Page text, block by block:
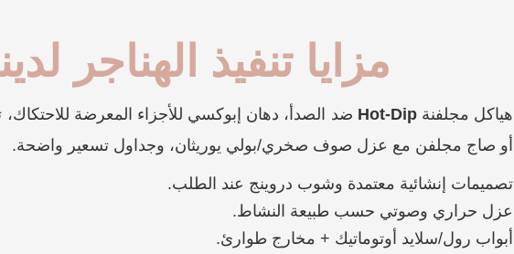
مزايا تنفيذ الهناجر
هياكل مجلفنةHot-Dip ضد الصدأ، دهان إبوكسي للأجزاء المعرضة للاحتكاك،
أو صاج مجلفن مع عزل صوف صخري/بولي يوريثان، وجداول تسعير واضحة.
تصميمات إنشائية معتمدة وشوب دروينج عند الطلب.
عزل حراري وصوتي حسب طبيعة النشاط.
أبواب رول/سلايد أوتوماتيك + مخارج طوارئ.